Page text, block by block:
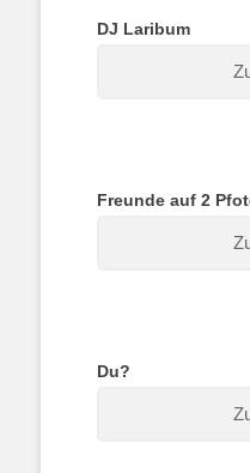
DJ Laribum
Freunde auf 2
Du?